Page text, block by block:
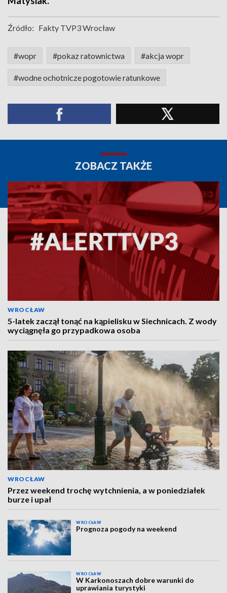
Źródło: Fakty TVP3 Wrocław
#wopr #pokaz ratownictwa #akcja wopr
#wodne ochotnicze pogotowie ratunkowe
ZOBACZ TAKŻE
WROCŁAW
5-latek zaczął tonąć na kąpielisku w Siechnicach. Z wody
wyciągnęła go przypadkowa osoba
WROCŁAW
Przez weekend trochę wytchnienia, a w poniedziałek
burze i upał
WROCŁAW
Prognoza pogody na weekend
WROCŁAW
W Karkonoszach dobre warunki do
uprawiania turystyki